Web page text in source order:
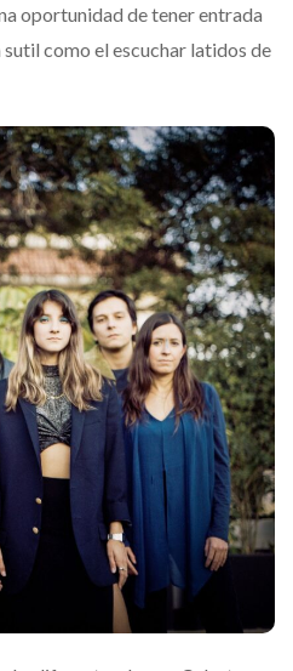
oportunidad de tener entrada
como el escuchar latidos de